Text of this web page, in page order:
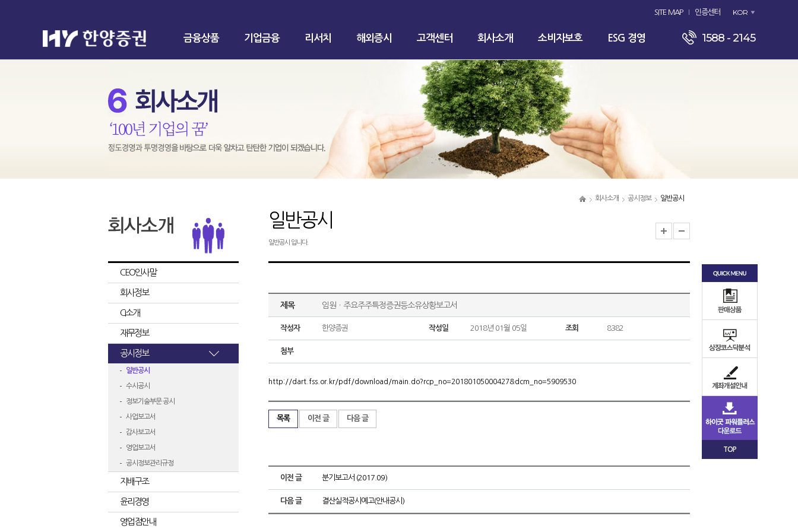
SITE MAP 인증센터 KOR
금융상품 기업금융 리서치 해외증시 고객센터 회사소개 소비자보호 ESG 경영 1588 - 2145
회사소개 공시정보 일반공시
CEO인사말
회사정보
CI소개
재무정보
공시정보
일반공시
수시공시
정보기술부문 공시
사업보고서
감사보고서
영업보고서
공시정보관리규정
지배구조
윤리경영
영업점안내
일반공시
일반공시 입니다.
제목 임원ㆍ주요주주특정증권등소유상황보고서
작성자 한양증권 작성일 2018년 01월 05일 조회 8382
첨부
http://dart.fss.or.kr/pdf/download/main.do?rcp_no=20180105000427&dcm_no=5909530
목록 이전 글 다음 글
이전 글 분기보고서 (2017.09)
다음 글 결산실적공시예고(안내공시)
TOP